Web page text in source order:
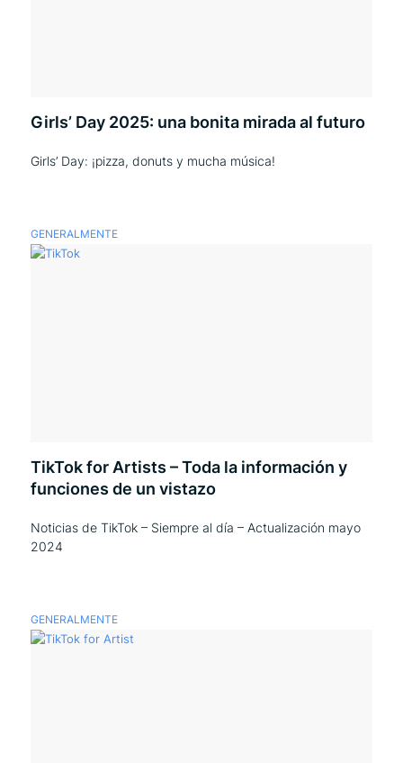
Girls’ Day 2025: una bonita mirada al futuro
Girls’ Day: ¡pizza, donuts y mucha música!
GENERALMENTE
TikTok for Artists – Toda la información y
funciones de un vistazo
Noticias de TikTok – Siempre al día – Actualización mayo
2024
GENERALMENTE